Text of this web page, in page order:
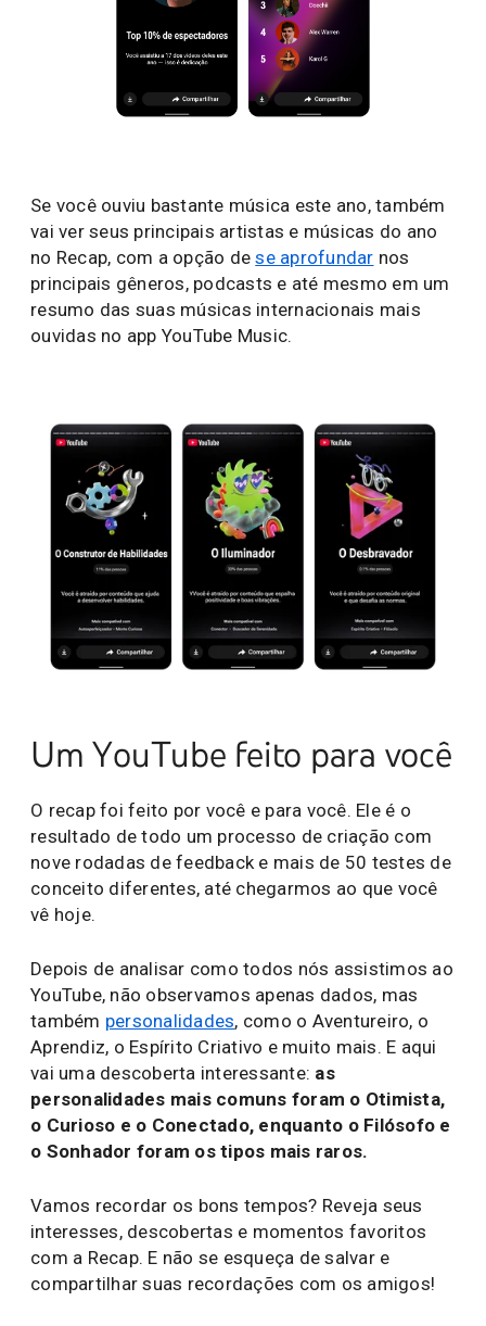
Se você ouviu bastante música este ano, também
vai ver seus principais artistas e músicas do ano
no Recap, com a opção dese aprofundar nos
principais gêneros, podcasts e até mesmo em um
resumo das suas músicas internacionais mais
ouvidas no app YouTube Music.
Um YouTube feito para você
O recap foi feito por você e para você. Ele é o
resultado de todo um processo de criação com
nove rodadas de feedback e mais de 50 testes de
conceito diferentes, até chegarmos ao que você
vê hoje.
Depois de analisar como todos nós assistimos ao
YouTube, não observamos apenas dados, mas
também personalidades, como o Aventureiro, o
Aprendiz, o Espírito Criativo e muito mais. E aqui
vai uma descoberta interessante: as
personalidades mais comuns foram o Otimista,
o Curioso e o Conectado, enquanto o Filósofo e
o Sonhador foram os tipos mais raros.
Vamos recordar os bons tempos? Reveja seus
interesses, descobertas e momentos favoritos
com a Recap. E não se esqueça de salvar e
compartilhar suas recordações com os amigos!